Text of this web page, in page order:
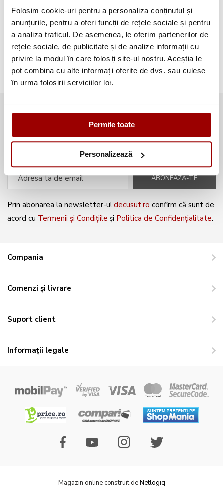
Folosim cookie-uri pentru a personaliza conținutul și
anunțurile, pentru a oferi funcții de rețele sociale și pentru
a analiza traficul. De asemenea, le oferim partenerilor de
rețele sociale, de publicitate și de analize informații cu
privire la modul în care folosiți site-ul nostru. Aceștia le
pot combina cu alte informații oferite de dvs. sau culese
în urma folosirii serviciilor lor.
Permite toate
Personalizează
Evenimente
Broderii gratuite (103)
Abonează-te la newsletter și fii
mereu la curent cu noile produse și
oferte speciale!
ABONEAZĂ-TE
Prin abonarea la newsletter-ul decusut.ro confirm că sunt de
acord cu Termenii și Condițiile și Politica de Confidențialitate.
Compania
Comenzi și livrare
Suport client
Informații legale
Magazin online construit deNetlogiq